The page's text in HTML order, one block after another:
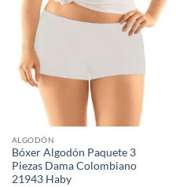
ALGODÓN
Bóxer Algodón Paquete 3
Piezas Dama Colombiano
21943 Haby